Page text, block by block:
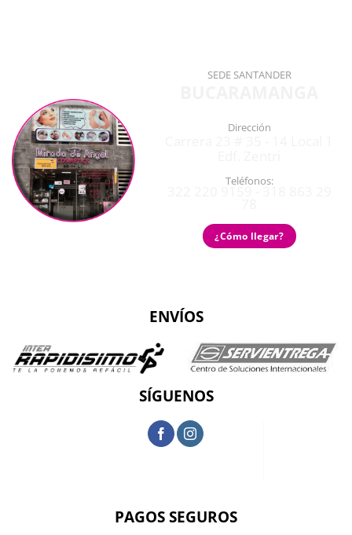
SEDE SANTANDER
Dirección
Teléfonos:
¿Cómo llegar?
ENVÍOS
SÍGUENOS
PAGOS SEGUROS